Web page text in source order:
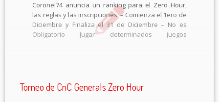
Coronel74 anuncia un ranking para el Zero Hour,
las reglas y las inscripciones: – Comienza el 1ero de
Diciembre y Finaliza el 31 de Diciembre – No es
Obligatorio Jugar determinados juegos
Torneo de CnC Generals Zero Hour